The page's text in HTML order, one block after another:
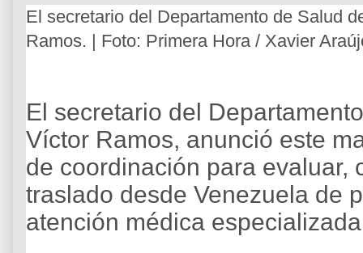
El secretario del Departamento de Salud
Ramos. | Foto: Primera Hora / Xavier
El secretario del
Víctor Ramos, anunció este
de coordinación para evaluar,
traslado desde Venezuela de
atención médica